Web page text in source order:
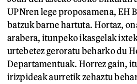
UPNren lege proposamena, EH
batzuk barne hartuta. Hortaz,
arabera, itunpeko ikasgelak
urtebetez geroratu beharko du
Departamentuak. Horrez gain,
irizpideak aurretik zehaztu